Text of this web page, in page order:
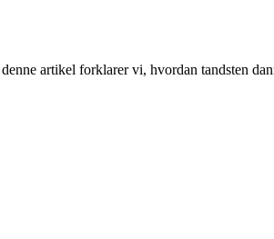
artikel forklarer vi, hvordan tandsten